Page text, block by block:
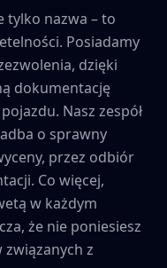
tylko nazwa – to
Posiadamy
dzięki
dokumentację
Nasz zespół
o sprawny
przez odbiór
Co więcej,
w każdym
że nie poniesiesz
z